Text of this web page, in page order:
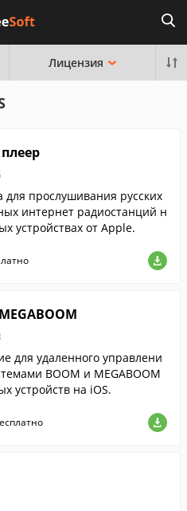
Лицензия
плеер
для прослушивания русских
интернет радиостанций н
устройствах от Apple.
для удаленного управлени
BOOM и MEGABOOM
устройств на iOS.